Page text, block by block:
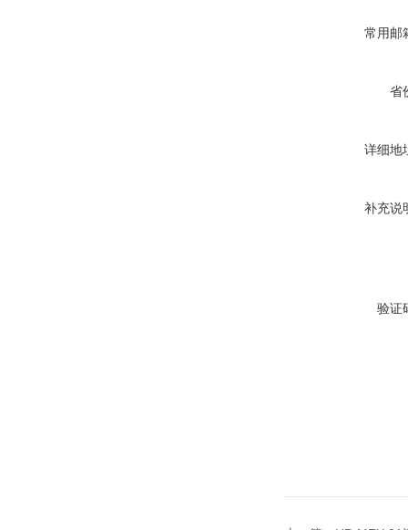
常用邮
省
详细地
补充说
验证